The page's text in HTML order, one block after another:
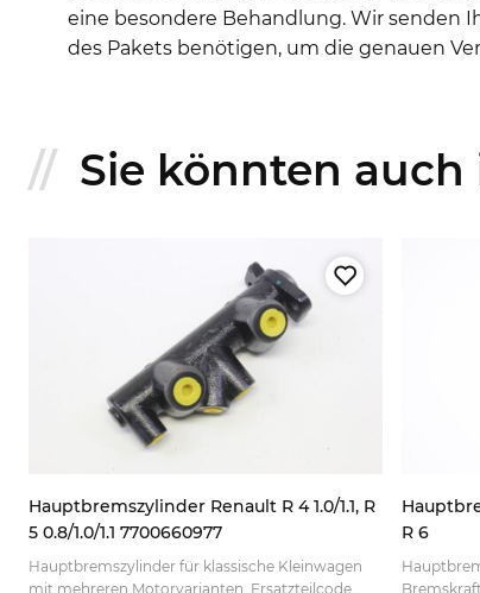
eine besondere Behandlung. Wir senden
des Pakets benötigen, um die genauen
Sie könnten auch
Hauptbremszylinder Renault R 4 1.0/1.1, R
5 0.8/1.0/1.1 7700660977
Hauptbremszylinder für klassische Kleinwagen
mit mehreren Motorvarianten. Ersatzteilcode
R 6